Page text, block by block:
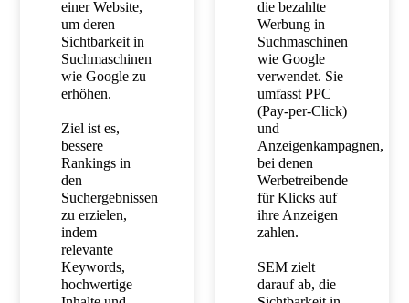
einer Website,
um deren
Sichtbarkeit in
Suchmaschinen
wie Google zu
erhöhen.
Ziel ist es,
bessere
Rankings in
den
Suchergebnissen
zu erzielen,
indem
relevante
Keywords,
hochwertige
die bezahlte
Werbung in
Suchmaschinen
wie Google
verwendet. Sie
umfasst PPC
(Pay-per-Click)
und
Anzeigenkampagnen,
bei denen
Werbetreibende
für Klicks auf
ihre Anzeigen
zahlen.
SEM zielt
darauf ab, die